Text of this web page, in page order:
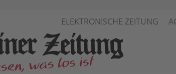
ELEKTRONISCHE ZEITUNG